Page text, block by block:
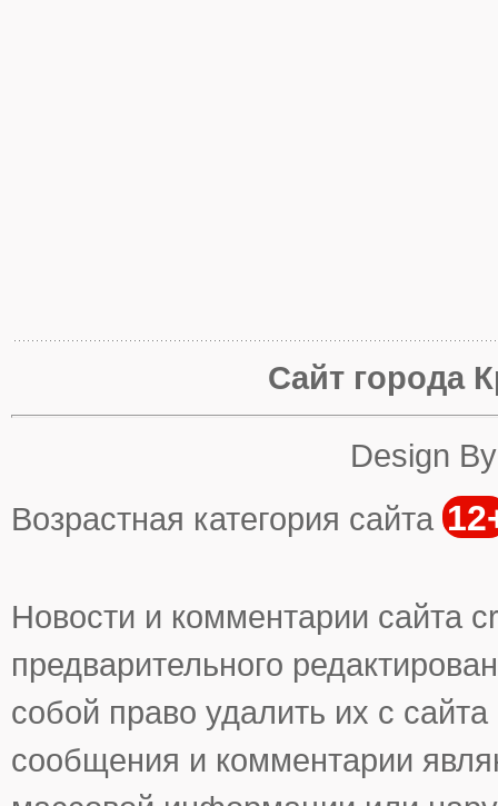
Сайт города
Design
Возрастная категория сайта
Новости и комментарии сайта
предварительного
собой право удалить их с
сообщения и комментарии